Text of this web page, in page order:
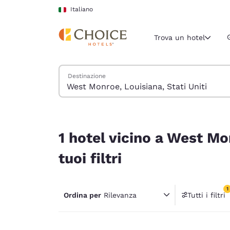
Vai A Contenuto Principale
Italiano
Regione e
Americhe
América
Trova un hotel
Cerca hotel
Destinazione
1 hotel vicino a West
tuoi filtri
Ordina per Rilevanza Tutti i filtri
1
1 filtro